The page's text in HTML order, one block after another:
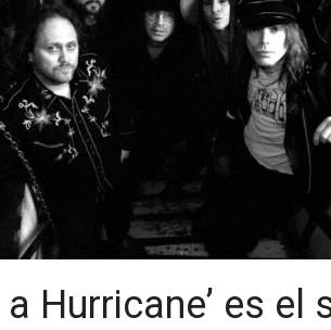
a Hurricane’ es el